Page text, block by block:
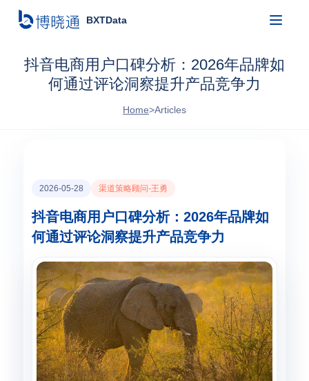
BXTData
抖音电商用户口碑分析：2026年品牌如
何通过评论洞察提升产品竞争力
Home>Articles
2026-05-28 渠道策略顾问-王勇
抖音电商用户口碑分析：2026年品牌如
何通过评论洞察提升产品竞争力